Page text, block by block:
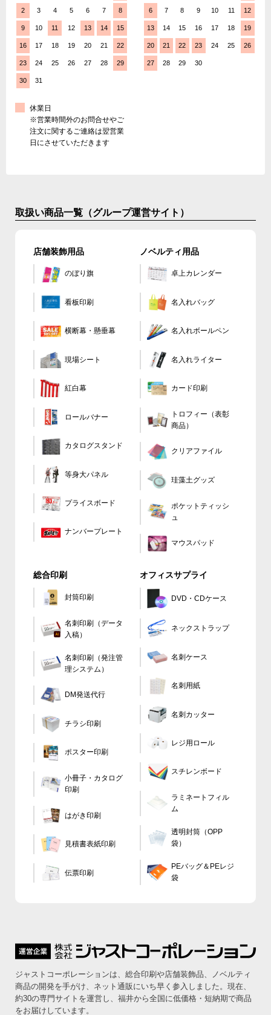
2 3 4 5 6 7 8
9 10 11 12 13 14 15
16 17 18 19 20 21 22
23 24 25 26 27 28 29
30 31
6 7 8 9 10 11 12
13 14 15 16 17 18 19
20 21 22 23 24 25 26
27 28 29 30
休業日
※営業時間外のお問合せやご
注文に関するご連絡は翌営業
日にさせていただきます
取扱い商品一覧（グループ運営サイト）
店舗装飾用品
のぼり旗
看板印刷
横断幕・懸垂幕
現場シート
紅白幕
ロールバナー
カタログスタンド
等身大パネル
プライスボード
ナンバープレート
ノベルティ用品
卓上カレンダー
名入れバッグ
名入れボールペン
名入れライター
カード印刷
トロフィー（表彰
商品）
クリアファイル
珪藻土グッズ
ポケットティッシ
ュ
マウスパッド
総合印刷
封筒印刷
名刺印刷（データ
入稿）
名刺印刷（発注管
理システム）
DM発送代行
チラシ印刷
ポスター印刷
小冊子・カタログ
印刷
はがき印刷
見積書表紙印刷
伝票印刷
オフィスサプライ
DVD・CDケース
ネックストラップ
名刺ケース
名刺用紙
名刺カッター
レジ用ロール
スチレンボード
ラミネートフィル
ム
透明封筒（OPP
袋）
PEバッグ＆PEレジ
袋
ジャストコーポレーションは、総合印刷や店舗装飾品、ノベルティ
商品の開発を手がけ、ネット通販にいち早く参入しました。 現在、
約30の専門サイトを運営し、福井から全国に低価格・短納期で商品
をお届けしています。